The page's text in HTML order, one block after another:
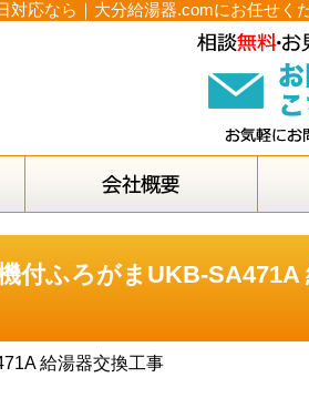
応なら｜大分給湯器.comにお任せくだ
付ふろがまUKB-SA471A
給湯器交換工事